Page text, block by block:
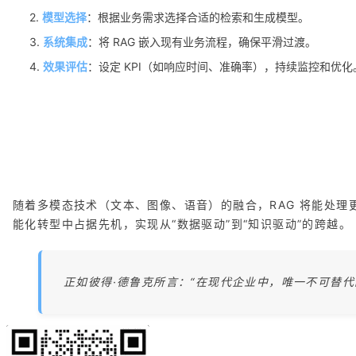
2. 模型选择：根据业务需求选择合适的检索和生成模型。
3. 系统集成：将 RAG 嵌入现有业务流程，确保平滑过渡。
4. 效果评估：设定 KPI（如响应时间、准确率），持续监控和优化
随着多模态技术（文本、图像、语音）的融合，RAG 将能处
能化转型中占据先机，实现从“数据驱动”到“知识驱动”的跨越。
正如彼得·德鲁克所言：“在现代企业中，唯一不可替